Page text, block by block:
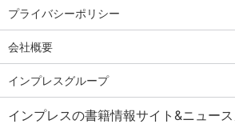
ではじめる業務
の完全自動化
AI議事録作成術
Windows 11
Q&A
プライバシーポリシー
会社概要
インプレスグループ
インプレスの書籍情報サイト&ニュー